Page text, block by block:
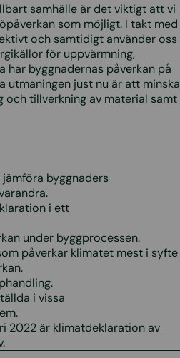
samhälle är det viktigt att vi
som möjligt. I takt med
och samtidigt använder oss
för uppvärmning,
byggnadernas påverkan på
utmaningen just nu är att minska
och tillverkning av material samt
byggnaders
i ett
under byggprocessen.
påverkar klimatet mest i syfte
i vissa
2022 är klimatdeklaration av